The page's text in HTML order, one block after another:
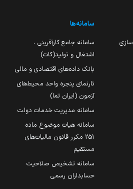
سامانه‌ها
سامانه جامع کارآفرینی ،
اشتغال و تولید(کات)
بانک داده‌های اقتصادی و مالی
تارنمای پنجره واحد محیط‌های
آزمون (ایران تما)
سامانه مدیریت خدمات دولت
سامانه هیات موضوع ماده
251 مکرر قانون مالیات‌های
مستقیم
سامانه تشخیص صلاحیت
حسابداران رسمی